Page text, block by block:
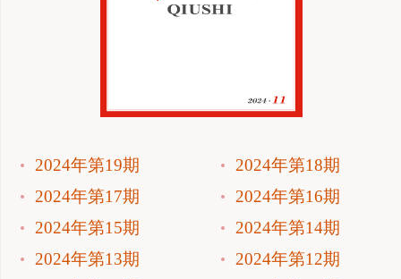
2024年第19期
2024年第18期
2024年第17期
2024年第16期
2024年第15期
2024年第14期
2024年第13期
2024年第12期